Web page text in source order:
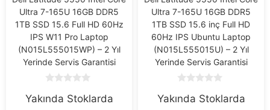
Ultra 7-165U 16GB DDR5
1TB SSD 15.6 Full HD 60Hz
IPS W11 Pro Laptop
(N015L555015WP) – 2 Yıl
Yerinde Servis Garantisi
o
Yakında Stoklarda
Ultra 7-165U 16GB DDR5
1TB SSD 15.6 inç Full HD
60Hz IPS Ubuntu Laptop
(N015L555015U) – 2 Yıl
Yerinde Servis Garantisi
o
Yakında Stoklarda